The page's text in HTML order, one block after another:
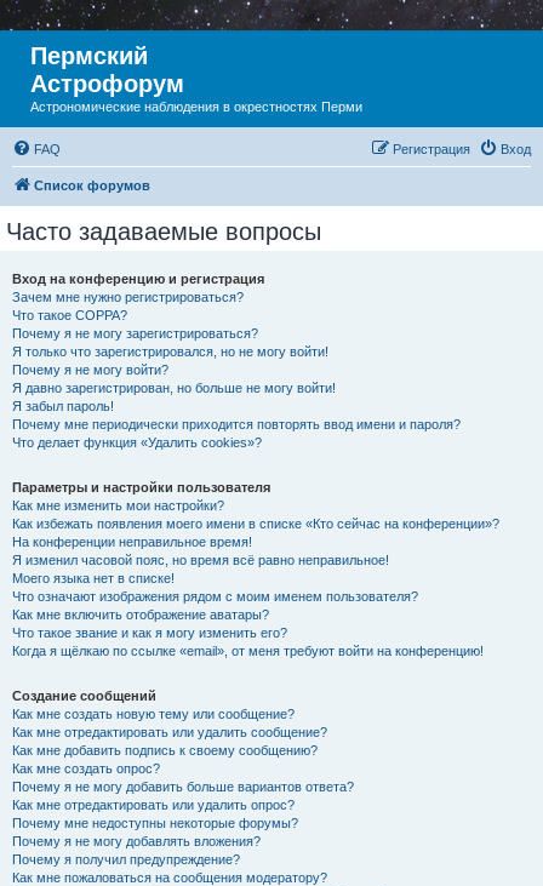
Пермский
Астрофорум
Астрономические наблюдения в окрестностях Перми
FAQ Вход
Регистрация
Список форумов
Часто задаваемые вопросы
Вход на конференцию и регистрация
Зачем мне нужно регистрироваться?
Что такое COPPA?
Почему я не могу зарегистрироваться?
Я только что зарегистрировался, но не могу войти!
Почему я не могу войти?
Я давно зарегистрирован, но больше не могу войти!
Я забыл пароль!
Почему мне периодически приходится повторять ввод имени и пароля?
Что делает функция «Удалить cookies»?
Параметры и настройки пользователя
Как мне изменить мои настройки?
Как избежать появления моего имени в списке «Кто сейчас на конференции»?
На конференции неправильное время!
Я изменил часовой пояс, но время всё равно неправильное!
Моего языка нет в списке!
Что означают изображения рядом с моим именем пользователя?
Как мне включить отображение аватары?
Что такое звание и как я могу изменить его?
Когда я щёлкаю по ссылке «email», от меня требуют войти на конференцию!
Создание сообщений
Как мне создать новую тему или сообщение?
Как мне отредактировать или удалить сообщение?
Как мне добавить подпись к своему сообщению?
Как мне создать опрос?
Почему я не могу добавить больше вариантов ответа?
Как мне отредактировать или удалить опрос?
Почему мне недоступны некоторые форумы?
Почему я не могу добавлять вложения?
Почему я получил предупреждение?
Как мне пожаловаться на сообщения модератору?